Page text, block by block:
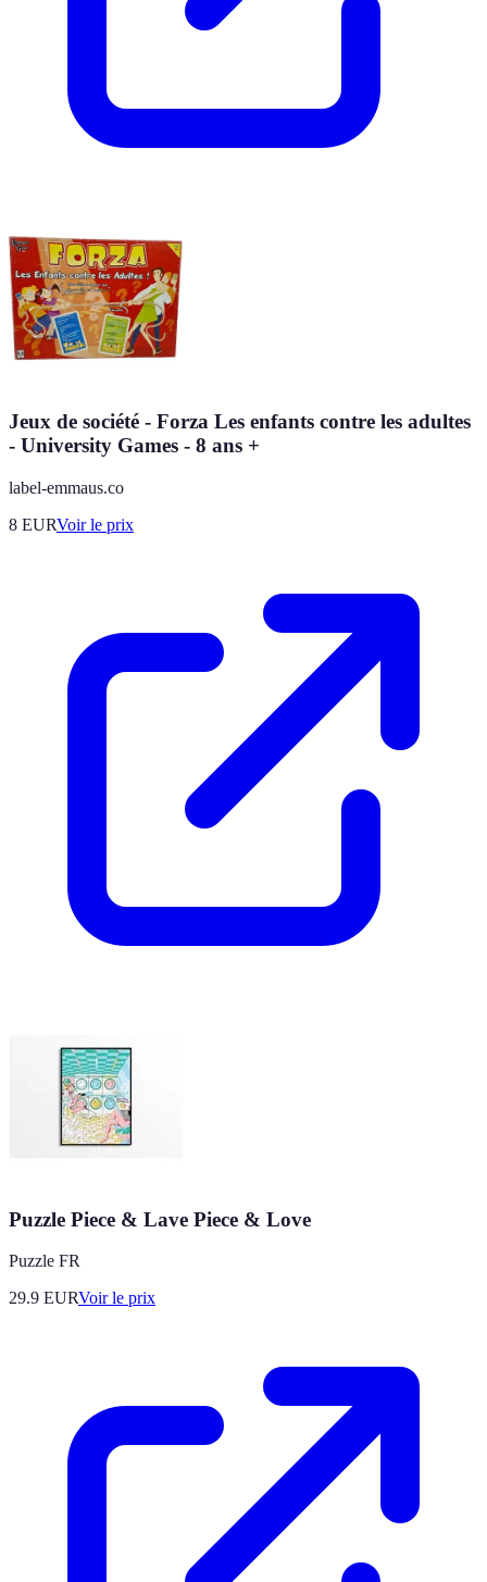
Jeux de société - Forza Les enfants contre les adultes
- University Games - 8 ans +
label-emmaus.co
8 EURVoir le prix
Puzzle Piece & Lave Piece & Love
Puzzle FR
29.9 EURVoir le prix